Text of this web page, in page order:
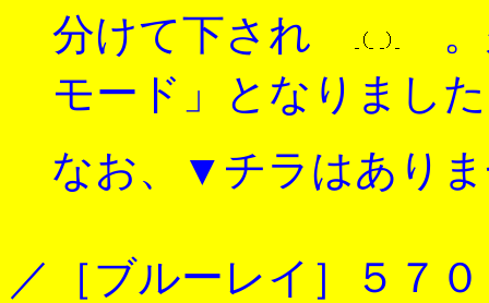
分けて下され
モード」とな りまし
なお、▼チラはあり
／［ブルーレイ］５７